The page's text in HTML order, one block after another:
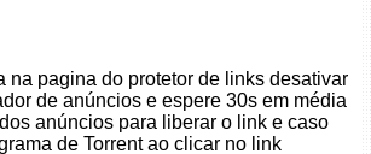
na pagina do protetor de links desativar
de anúncios e espere 30s em média
anúncios para liberar o link e caso
de Torrent ao clicar no link